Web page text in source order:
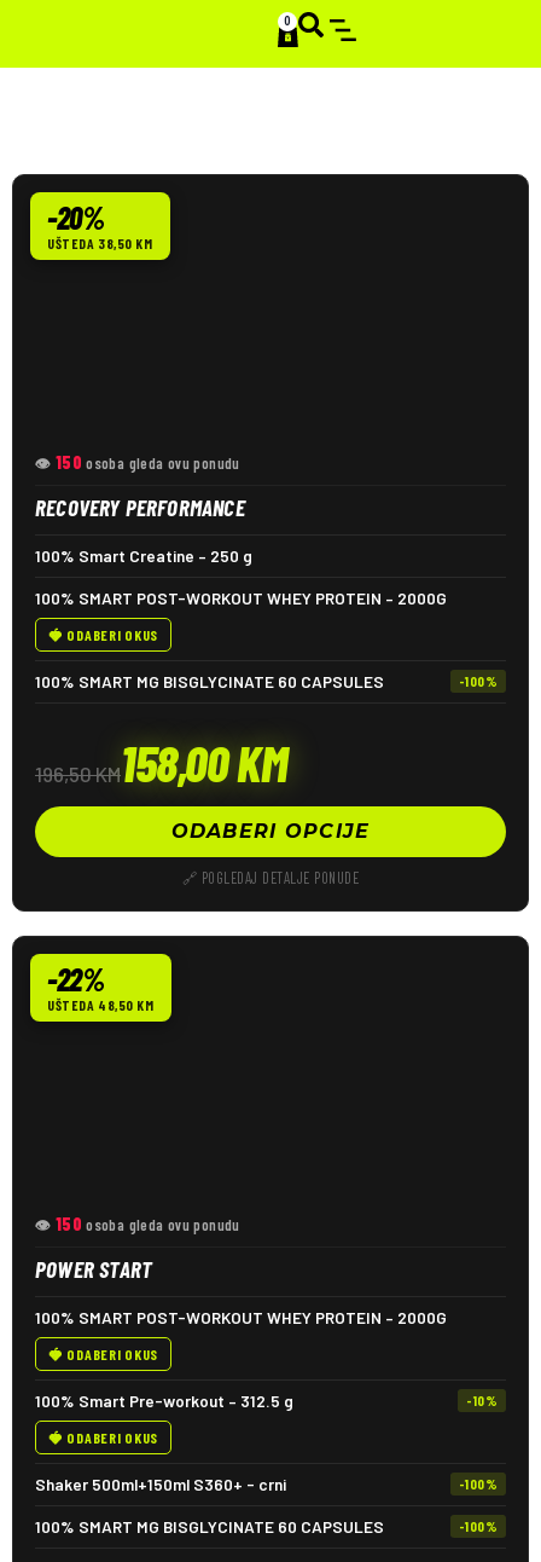
0
-20%
UŠTEDA 38,50 KM
👁 150 osoba gleda ovu ponudu
RECOVERY PERFORMANCE
100% Smart Creatine – 250 g
100% SMART POST-WORKOUT WHEY PROTEIN – 2000G
🍓 ODABERI OKUS
100% SMART MG BISGLYCINATE 60 CAPSULES -100%
196,50KM158,00KM
ODABERI OPCIJE
🔗 POGLEDAJ DETALJE PONUDE
-22%
UŠTEDA 48,50 KM
👁 150 osoba gleda ovu ponudu
POWER START
100% SMART POST-WORKOUT WHEY PROTEIN – 2000G
🍓 ODABERI OKUS
100% Smart Pre-workout – 312.5 g -10%
🍓 ODABERI OKUS
Shaker 500ml+150ml S360+ - crni -100%
100% SMART MG BISGLYCINATE 60 CAPSULES -100%